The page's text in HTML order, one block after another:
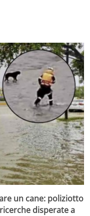
un cane: poliziotto
disperate a